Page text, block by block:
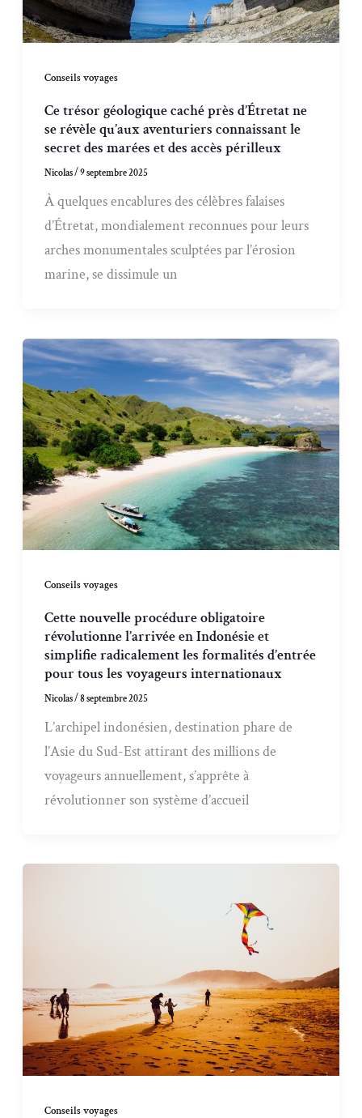
Conseils voyages
Ce trésor géologique caché près d’Étretat ne
se révèle qu’aux aventuriers connaissant le
secret des marées et des accès périlleux
Nicolas/9 septembre 2025
À quelques encablures des célèbres falaises
d’Étretat, mondialement reconnues pour leurs
arches monumentales sculptées par l’érosion
marine, se dissimule un
Conseils voyages
Cette nouvelle procédure obligatoire
révolutionne l’arrivée en Indonésie et
simplifie radicalement les formalités d’entrée
pour tous les voyageurs internationaux
Nicolas/8 septembre 2025
L’archipel indonésien, destination phare de
l’Asie du Sud-Est attirant des millions de
voyageurs annuellement, s’apprête à
révolutionner son système d’accueil
Conseils voyages